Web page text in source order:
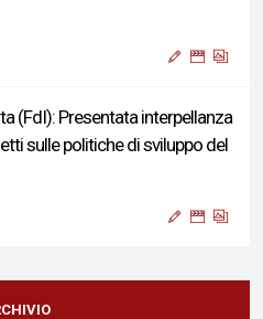
(FdI): Presentata interpellanza
sulle politiche di sviluppo del
cordoglio e vicinanza al